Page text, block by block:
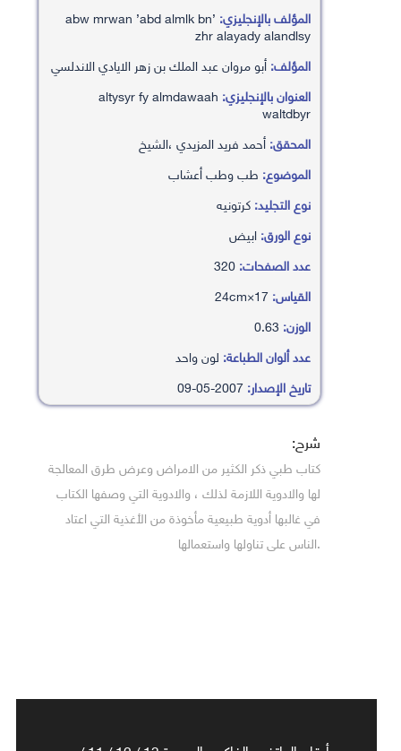
المؤلف بالإنجليزي: ’abw mrwan ’abd almlk bn
zhr alayady alandlsy
المؤلف:أبو مروان عبد الملك بن زهر الايادي الاندلسي
العنوان بالإنجليزي: altysyr fy almdawaah
waltdbyr
المحقق:أحمد فريد المزيدي ،الشيخ
الموضوع: طب وطب أعشاب
نوع التجليد:كرتونيه
نوع الورق:ابيض
عدد الصفحات:
القياس:
الوزن:
عدد ألوان الطباعة: لون واحد
تاريخ الإصدار:
شرح:
كتاب طبي ذكر الكثير من الامراض وعرض طرق المعالجة
لها والادوية اللازمة لذلك ، والادوية التي وصفها الكتاب
في غالبها أدوية طبيعية مأخوذة من الأغذية التي اعتاد
.الناس على تناولها واستعمالها